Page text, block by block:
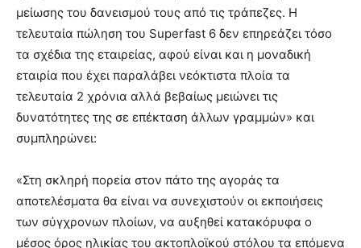
μείωσης του δανεισμού τους από τις τράπεζες. Η
τελευταία πώληση του Superfast 6 δεν επηρεάζει τόσο
τα σχέδια της εταιρείας, αφού είναι και η μοναδική
εταιρία που έχει παραλάβει νεόκτιστα πλοία τα
τελευταία 2 χρόνια αλλά βεβαίως μειώνει τις
δυνατότητες της σε επέκταση άλλων γραμμών» και
συμπληρώνει:
«Στη σκληρή πορεία στον πάτο της αγοράς τα
αποτελέσματα θα είναι να συνεχιστούν οι εκποιήσεις
των σύγχρονων πλοίων, να αυξηθεί κατακόρυφα ο
μέσος όρος ηλικίας του ακτοπλοϊκού στόλου τα επόμενα